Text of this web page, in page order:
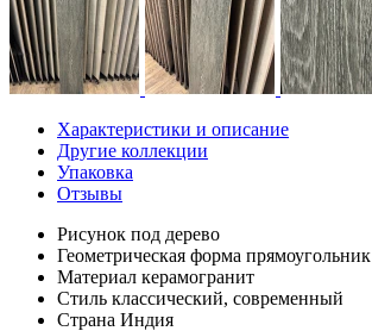
Характеристики и описание
Другие коллекции
Упаковка
Отзывы
Рисунок под дерево
Геометрическая форма прямоугольник
Материал керамогранит
Стиль классический, современный
Страна Индия